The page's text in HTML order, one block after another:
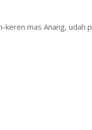
mas Anang, udah